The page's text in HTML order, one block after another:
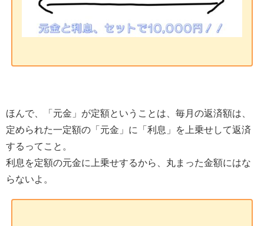
ほんで、「元金」が定額ということは、毎月の返済額は、
定められた一定額の「元金」に「利息」を上乗せして返済
するってこと。
利息を定額の元金に上乗せするから、丸まった金額にはな
らないよ。